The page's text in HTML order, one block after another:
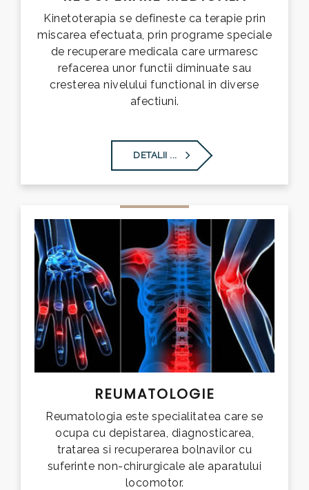
Kinetoterapia se defineste ca terapie prin
miscarea efectuata, prin programe speciale
de recuperare medicala care urmaresc
refacerea unor functii diminuate sau
cresterea nivelului functional in diverse
afectiuni.
DETALII ...
REUMATOLOGIE
Reumatologia este specialitatea care se
ocupa cu depistarea, diagnosticarea,
tratarea si recuperarea bolnavilor cu
suferinte non-chirurgicale ale aparatului
locomotor.